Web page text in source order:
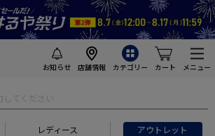
お知らせ 店舗情報 カテゴリー カート メニュー
レディース アウトレット